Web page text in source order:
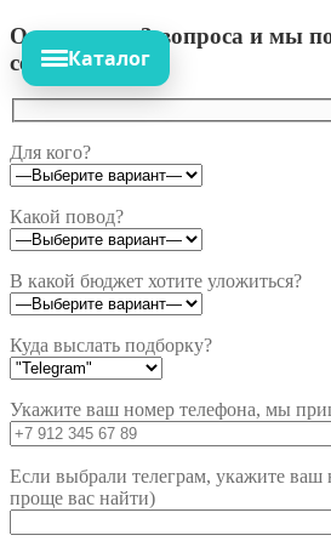
Ответьте на 3 вопроса и мы
сет!
Для кого?
Какой повод?
В какой бюджет хотите уложиться?
Куда выслать подборку?
Укажите ваш номер телефона, мы
Если выбрали телеграм, укажите ваш
проще вас найти)
Каталог